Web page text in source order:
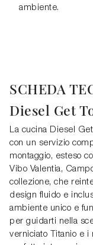
ambiente.
SCHEDA
Diesel Get
La cucina Diesel
con un servizio
montaggio, esteso
Vibo Valentia,
collezione, che
design fluido e
ambiente unico e
per guidarti nella
verniciato Titanio e i